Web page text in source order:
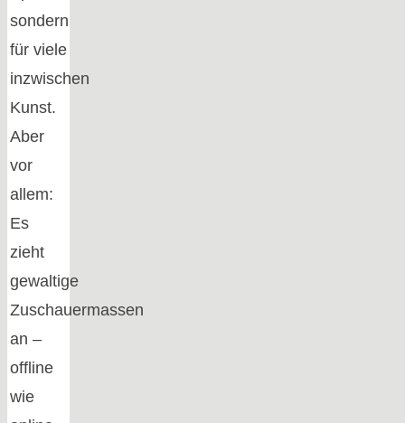
sondern
für viele
inzwischen
Kunst.
Aber
vor
allem:
Es
zieht
gewaltige
Zuschauermassen
an –
offline
wie